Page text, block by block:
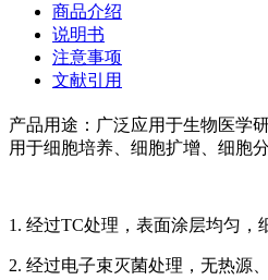
商品介绍
说明书
注意事项
文献引用
产品用途：广泛应用于生物医学
用于细胞培养、细胞扩增、细胞
1. 经过TC处理，表面涂层均匀，
2. 经过电子束灭菌处理，无热源